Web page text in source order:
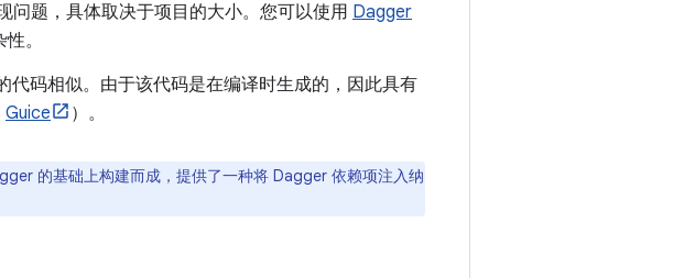
问题，具体取决于项目的大小。您可以使用 Dagger
。
码相似。由于该代码是在编译时生成的，因此具有
Guice ）。
的基础上构建而成，提供了一种将 Dagger 依赖项注入纳